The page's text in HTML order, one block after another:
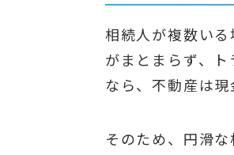
相続人が複数い
がまとまらず、
なら、不動産は現
そのため、円滑